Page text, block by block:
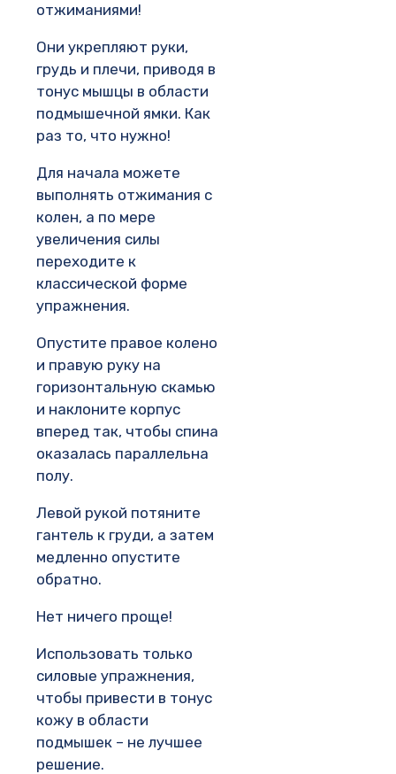
отжиманиями!
Они укрепляют руки,
грудь и плечи, приводя в
тонус мышцы в области
подмышечной ямки. Как
раз то, что нужно!
Для начала можете
выполнять отжимания с
колен, а по мере
увеличения силы
переходите к
классической форме
упражнения.
Опустите правое колено
и правую руку на
горизонтальную скамью
и наклоните корпус
вперед так, чтобы спина
оказалась параллельна
полу.
Левой рукой потяните
гантель к груди, а затем
медленно опустите
обратно.
Нет ничего проще!
Использовать только
силовые упражнения,
чтобы привести в тонус
кожу в области
подмышек – не лучшее
решение.